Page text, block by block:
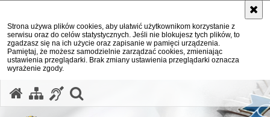
Strona używa plików cookies, aby ułatwić użytkownikom korzystanie z
serwisu oraz do celów statystycznych. Jeśli nie blokujesz tych plików, to
zgadzasz się na ich użycie oraz zapisanie w pamięci urządzenia.
Pamiętaj, że możesz samodzielnie zarządzać cookies, zmieniając
ustawienia przeglądarki. Brak zmiany ustawienia przeglądarki oznacza
wyrażenie zgody.